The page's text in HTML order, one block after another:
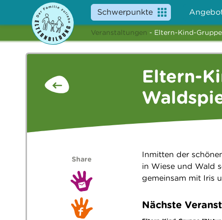
Schwerpunkte
Veranstaltungen - Eltern-Kind-
Eltern-
Inmitten der
in Wiese und Wald
gemeinsam mit Iris
Nächste
Share